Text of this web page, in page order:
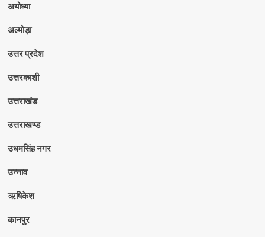
अयोध्या
अल्मोड़ा
उत्तर प्रदेश
उत्तरकाशी
उत्तराखंड
उत्तराखण्ड
उधमसिंह नगर
उन्नाव
ऋषिकेश
कानपुर